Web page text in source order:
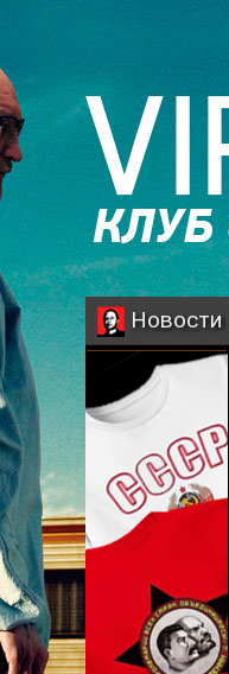
Новости